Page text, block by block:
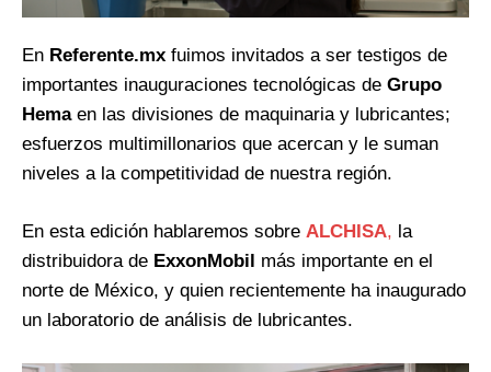
En Referente.mx fuimos invitados a ser testigos de
importantes inauguraciones tecnológicas de Grupo
Hemaen las divisiones de maquinaria y lubricantes;
esfuerzos multimillonarios que acercan y le suman
niveles a la competitividad de nuestra región.
En esta edición hablaremos sobre ALCHISA, la
distribuidora de ExxonMobil más importante en el
norte de México, y quien recientemente ha inaugurado
un laboratorio de análisis de lubricantes.